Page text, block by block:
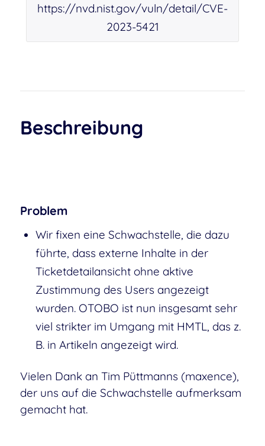
https://nvd.nist.gov/vuln/detail/CVE-
2023-5421
Beschreibung
Problem
Wir fixen eine Schwachstelle, die dazu
führte, dass externe Inhalte in der
Ticketdetailansicht ohne aktive
Zustimmung des Users angezeigt
wurden. OTOBO ist nun insgesamt sehr
viel strikter im Umgang mit HMTL, das z.
B. in Artikeln angezeigt wird.
Vielen Dank an Tim Püttmanns (maxence),
der uns auf die Schwachstelle aufmerksam
gemacht hat.